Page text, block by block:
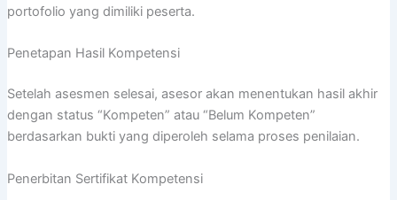
portofolio yang dimiliki peserta.
Penetapan Hasil Kompetensi
Setelah asesmen selesai, asesor akan menentukan hasil akhir
dengan status “Kompeten” atau “Belum Kompeten”
berdasarkan bukti yang diperoleh selama proses penilaian.
Penerbitan Sertifikat Kompetensi